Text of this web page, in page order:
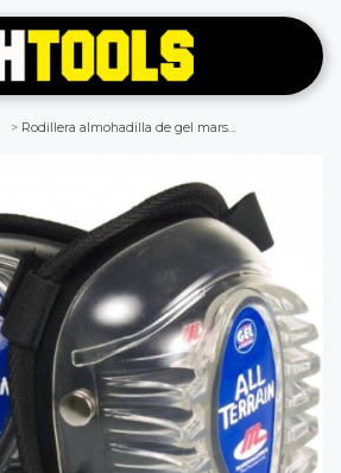
Rodillera almohadilla de gel marshalltown usa